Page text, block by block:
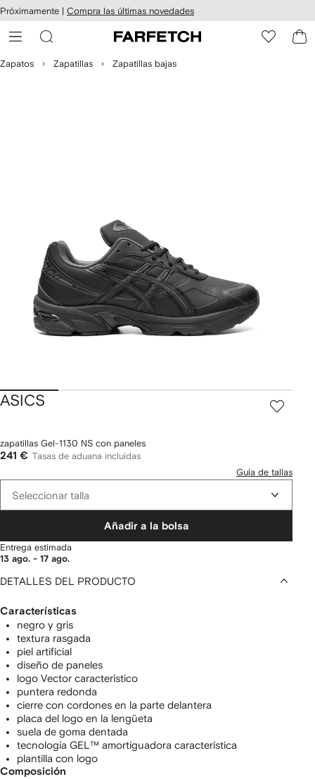
al
Próximamente | Compra las últimas novedades
Zapatos Zapatillas Zapatillas bajas
ASICS
zapatillas Gel-1130 NS con paneles
241 € Tasas de aduana incluidas
Guía de tallas
Seleccionar talla
Añadir a la bolsa
Entrega estimada
13 ago. - 17 ago.
DETALLES DEL PRODUCTO
Características
negro y gris
textura rasgada
piel artificial
diseño de paneles
logo Vector característico
puntera redonda
cierre con cordones en la parte delantera
placa del logo en la lengüeta
suela de goma dentada
tecnología GEL™ amortiguadora característica
plantilla con logo
Composición